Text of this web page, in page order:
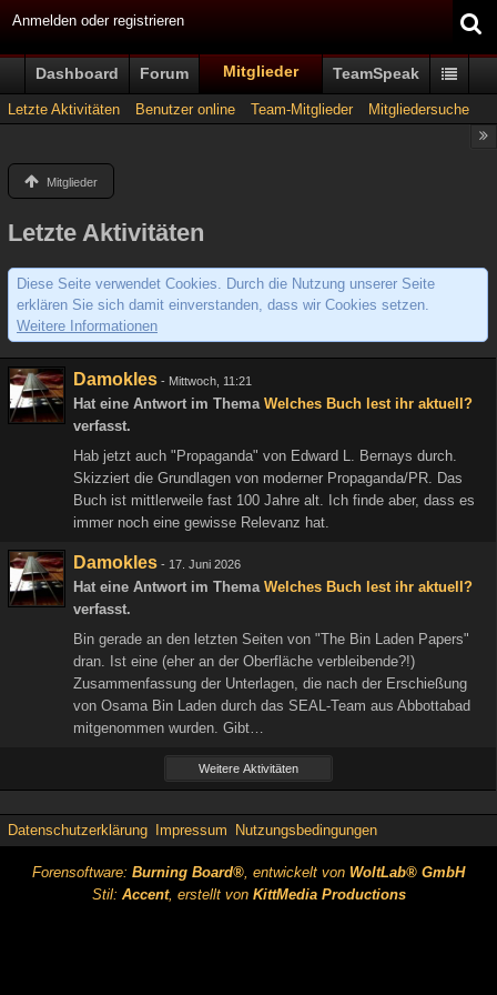
Anmelden oder registrieren
Dashboard Forum Mitglieder TeamSpeak
Letzte Aktivitäten Benutzer online Team-Mitglieder Mitgliedersuche
Mitglieder
Letzte Aktivitäten
Diese Seite verwendet Cookies. Durch die Nutzung unserer Seite
erklären Sie sich damit einverstanden, dass wir Cookies setzen.
Weitere Informationen
Damokles - Mittwoch, 11:21
Hat eine Antwort im Thema Welches Buch lest ihr aktuell?
verfasst.
Hab jetzt auch "Propaganda" von Edward L. Bernays durch.
Skizziert die Grundlagen von moderner Propaganda/PR. Das
Buch ist mittlerweile fast 100 Jahre alt. Ich finde aber, dass es
immer noch eine gewisse Relevanz hat.
Damokles - 17. Juni 2026
Hat eine Antwort im Thema Welches Buch lest ihr aktuell?
verfasst.
Bin gerade an den letzten Seiten von "The Bin Laden Papers"
dran. Ist eine (eher an der Oberfläche verbleibende?!)
Zusammenfassung der Unterlagen, die nach der Erschießung
von Osama Bin Laden durch das SEAL-Team aus Abbottabad
mitgenommen wurden. Gibt…
Weitere Aktivitäten
Datenschutzerklärung Impressum Nutzungsbedingungen
Forensoftware: Burning Board®, entwickelt von WoltLab® GmbH
Stil: Accent, erstellt von KittMedia Productions